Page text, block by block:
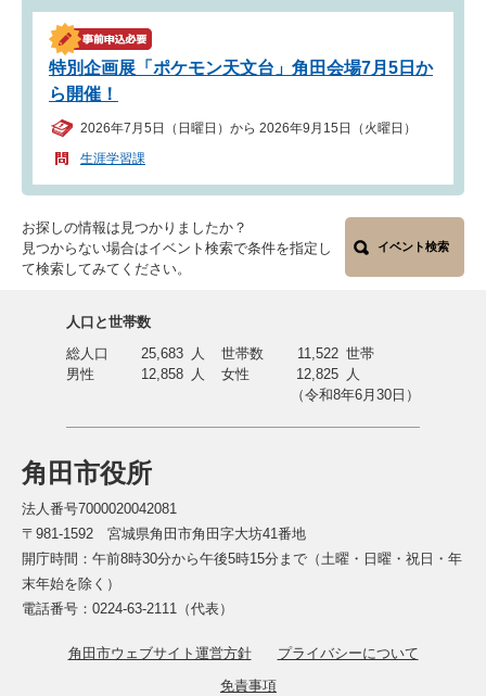
特別企画展「ポケモン天文台」角田会場7月5日か
ら開催！
2026年7月5日（日曜日）から 2026年9月15日（火曜日）
生涯学習課
お探しの情報は見つかりましたか？
見つからない場合はイベント検索で条件を指定し
て検索してみてください。
イベント検索
角田市役所
法人番号7000020042081
〒981-1592 宮城県角田市角田字大坊41番地
開庁時間：午前8時30分から午後5時15分まで（土曜・日曜・祝日・年
末年始を除く）
電話番号：0224-63-2111（代表）
角田市ウェブサイト運営方針
プライバシーについて
免責事項
人口と世帯数
総人口
25,683 人 世帯数 11,522 世帯
男性
12,858 人 女性 12,825 人
（令和8年6月30日）